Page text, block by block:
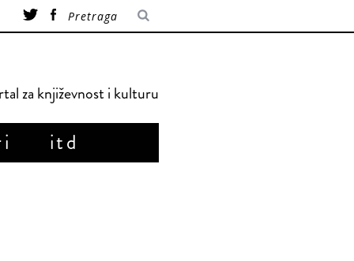
za književnost i kulturu
itd